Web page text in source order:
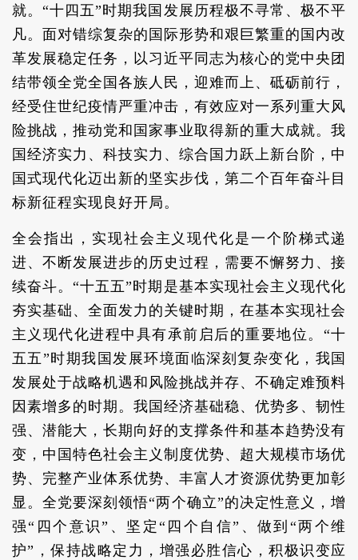
就。“十四五”时期我国发展历程极不寻常、极不平
凡。面对错综复杂的国际形势和艰巨繁重的国内改
革发展稳定任务，以习近平同志为核心的党中央团
结带领全党全国各族人民，迎难而上、砥砺前行，
经受住世纪疫情严重冲击，有效应对一系列重大风
险挑战，推动党和国家事业取得新的重大成就。我
国经济实力、科技实力、综合国力跃上新台阶，中
国式现代化迈出新的坚实步伐，第二个百年奋斗目
标新征程实现良好开局。
全会指出，实现社会主义现代化是一个阶梯式递
进、不断发展进步的历史过程，需要不懈努力、接
续奋斗。“十五五”时期是基本实现社会主义现代化
夯实基础、全面发力的关键时期，在基本实现社会
主义现代化进程中具有承前启后的重要地位。“十
五五”时期我国发展环境面临深刻复杂变化，我国
发展处于战略机遇和风险挑战并存、不确定难预料
因素增多的时期。我国经济基础稳、优势多、韧性
强、潜能大，长期向好的支撑条件和基本趋势没有
变，中国特色社会主义制度优势、超大规模市场优
势、完整产业体系优势、丰富人才资源优势更加彰
显。全党要深刻领悟“两个确立”的决定性意义，增
强“四个意识”、坚定“四个自信”、做到“两个维
护”，保持战略定力，增强必胜信心，积极识变应